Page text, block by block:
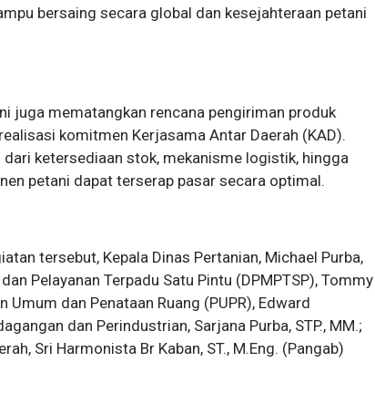
bersaing secara global dan kesejahteraan petani
juga mematangkan rencana pengiriman produk
komitmen Kerjasama Antar Daerah (KAD).
ketersediaan stok, mekanisme logistik, hingga
petani dapat terserap pasar secara optimal.
tersebut, Kepala Dinas Pertanian, Michael Purba,
Pelayanan Terpadu Satu Pintu (DPMPTSP), Tommy
Umum dan Penataan Ruang (PUPR), Edward
dan Perindustrian, Sarjana Purba, STP., MM.;
Sri Harmonista Br Kaban, ST., M.Eng. (Pangab)